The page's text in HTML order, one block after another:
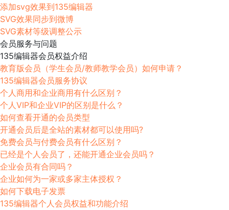
添加svg效果到135编辑器
SVG效果同步到微博
SVG素材等级调整公示
会员服务与问题
135编辑器会员权益介绍
教育版会员（学生会员/教师教学会员）如何申请？
135编辑器会员服务协议
个人商用和企业商用有什么区别？
个人VIP和企业VIP的区别是什么？
如何查看开通的会员类型
开通会员后是全站的素材都可以使用吗?
免费会员与付费会员有什么区别？
已经是个人会员了，还能开通企业会员吗？
企业会员有合同吗？
企业如何为一家或多家主体授权？
如何下载电子发票
135编辑器个人会员权益和功能介绍